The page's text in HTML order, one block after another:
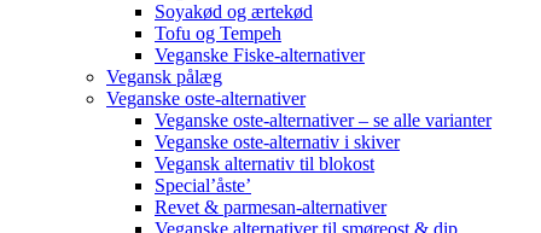
Soyakød og ærtekød
Tofu og Tempeh
Veganske Fiske-alternativer
Vegansk pålæg
Veganske oste-alternativer
Veganske oste-alternativer – se alle varianter
Veganske oste-alternativ i skiver
Vegansk alternativ til blokost
Special’åste’
Revet & parmesan-alternativer
Veganske alternativer til smøreost & dip